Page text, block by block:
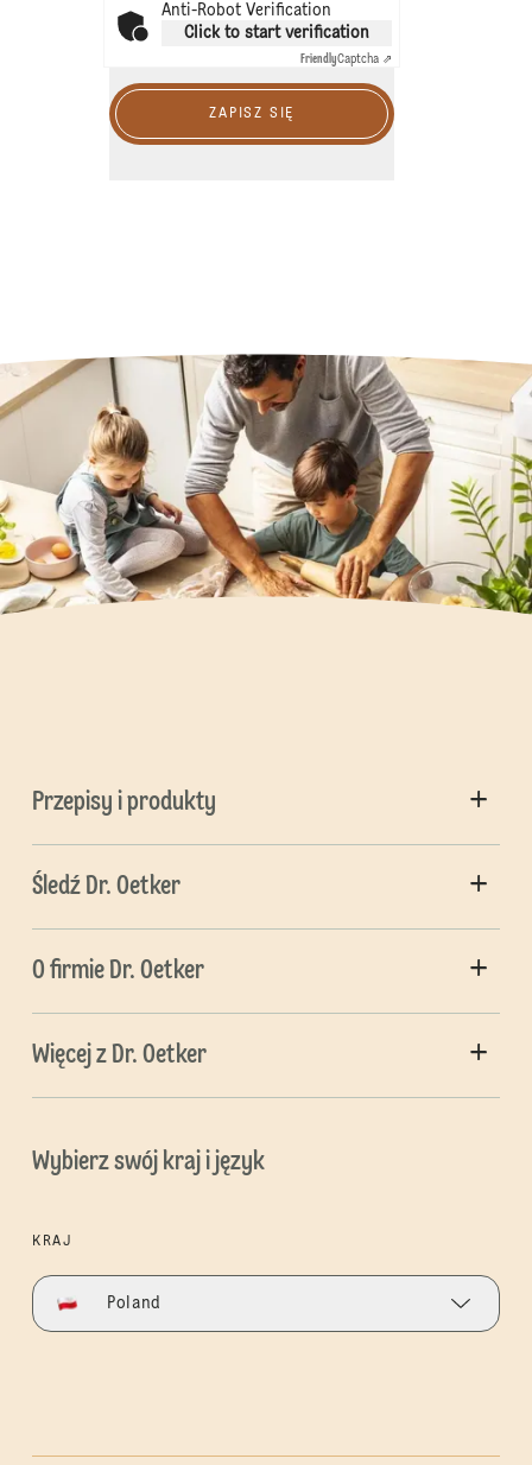
Anti-Robot Verification
Click to start verification
FriendlyCaptcha ⇗
ZAPISZ SIĘ
Przepisy i produkty
Śledź Dr. Oetker
O firmie Dr. Oetker
Więcej z Dr. Oetker
Wybierz swój kraj i język
KRAJ
Poland